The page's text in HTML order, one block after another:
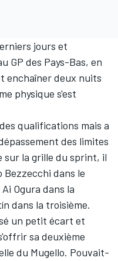
jours et
GP des Pays-Bas, en
enchaîner deux nuits
physique s'est
qualifications mais a
des limites
sur la grille du sprint, il
Bezzecchi dans le
Ai Ogura dans la
dans la troisième.
un petit écart et
sa deuxième
du Mugello. Pouvait-